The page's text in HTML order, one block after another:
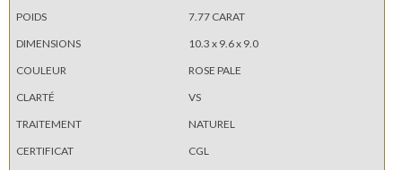
POIDS
7.77 CARAT
DIMENSIONS
10.3 x 9.6 x 9.0
COULEUR
ROSE PALE
CLARTÉ
VS
TRAITEMENT
NATUREL
CERTIFICAT
CGL